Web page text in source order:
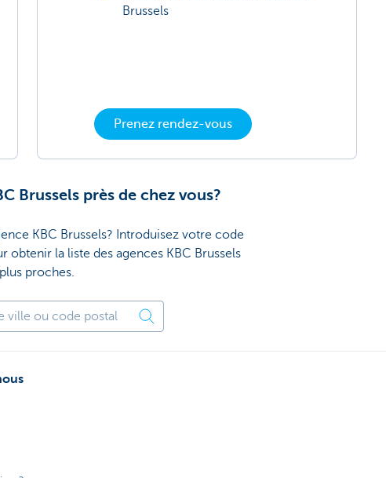
Brussels
Prenez rendez-vous
Brussels près de chez vous?
KBC Brussels? Introduisez votre code
obtenir la liste des agences KBC Brussels
proches.